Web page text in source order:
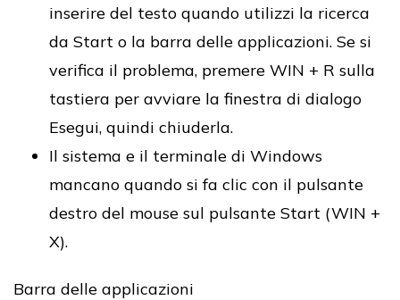
inserire del testo quando utilizzi la ricerca
da Start o la barra delle applicazioni. Se si
verifica il problema, premere WIN + R sulla
tastiera per avviare la finestra di dialogo
Esegui, quindi chiuderla.
Il sistema e il terminale di Windows
mancano quando si fa clic con il pulsante
destro del mouse sul pulsante Start (WIN +
X).
Barra delle applicazioni